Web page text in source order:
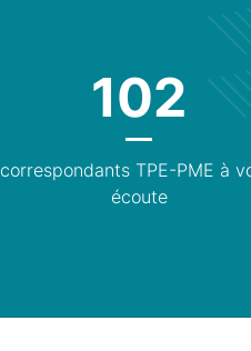
102
correspondants TPE-PME à
écoute